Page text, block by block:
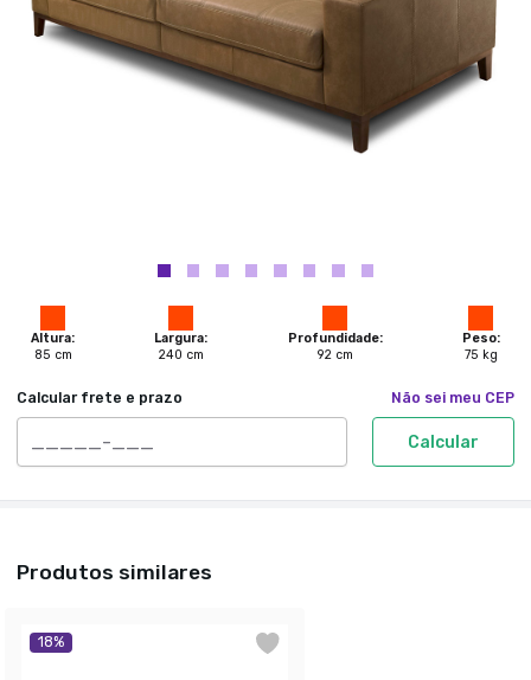
Altura:
85 cm
Largura:
240 cm
Profundidade:
92 cm
Peso:
75 kg
Calcular frete e prazo Não sei meu CEP
Calcular
Produtos similares
18%